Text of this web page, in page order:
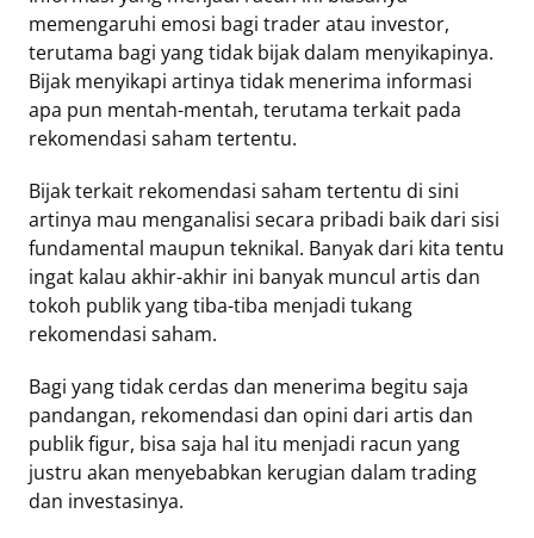
memengaruhi emosi bagi trader atau investor,
terutama bagi yang tidak bijak dalam menyikapinya.
Bijak menyikapi artinya tidak menerima informasi
apa pun mentah-mentah, terutama terkait pada
rekomendasi saham tertentu.
Bijak terkait rekomendasi saham tertentu di sini
artinya mau menganalisi secara pribadi baik dari sisi
fundamental maupun teknikal. Banyak dari kita tentu
ingat kalau akhir-akhir ini banyak muncul artis dan
tokoh publik yang tiba-tiba menjadi tukang
rekomendasi saham.
Bagi yang tidak cerdas dan menerima begitu saja
pandangan, rekomendasi dan opini dari artis dan
publik figur, bisa saja hal itu menjadi racun yang
justru akan menyebabkan kerugian dalam trading
dan investasinya.